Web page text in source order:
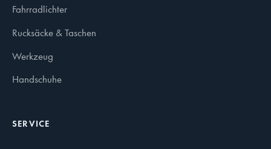
Fahrradlichter
Rucksäcke & Taschen
Werkzeug
Handschuhe
SERVICE